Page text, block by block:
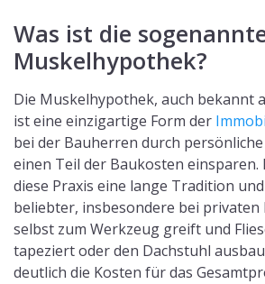
Was ist die
Muskelhypothek?
Die Muskelhypothek, auch bekannt
ist eine einzigartige Form der
bei der Bauherren durch
einen Teil der Baukosten einsparen.
diese Praxis eine lange Tradition
beliebter, insbesondere bei privaten
selbst zum Werkzeug greift und
tapeziert oder den Dachstuhl
deutlich die Kosten für das